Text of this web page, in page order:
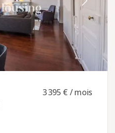
3 395 € / mois